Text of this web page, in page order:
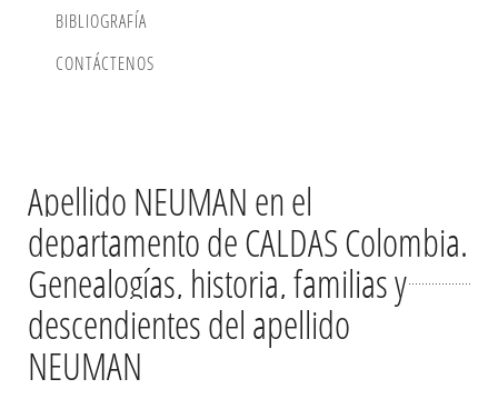
BIBLIOGRAFÍA
CONTÁCTENOS
Apellido NEUMAN en el
departamento de CALDAS Colombia.
Genealogías, historia, familias y
descendientes del apellido
NEUMAN